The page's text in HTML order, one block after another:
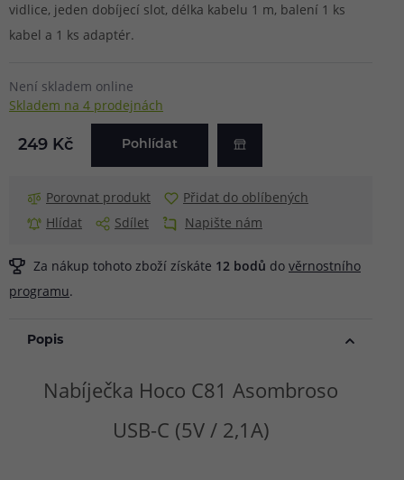
vidlice, jeden dobíjecí slot, délka kabelu 1 m, balení 1 ks
kabel a 1 ks adaptér.
Není skladem online
Skladem na 4 prodejnách
249 Kč Pohlídat
Porovnat produkt
Přidat do oblíbených
Hlídat
Sdílet Napište nám
Za nákup tohoto zboží získáte 12 bodů do věrnostního
programu.
Popis
Nabíječka Hoco C81 Asombroso
USB-C (5V / 2,1A)